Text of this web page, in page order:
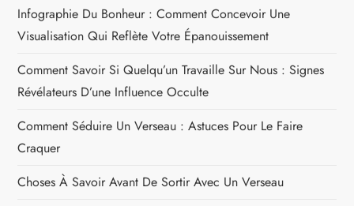
Infographie Du Bonheur : Comment Concevoir Une
Visualisation Qui Reflète Votre Épanouissement
Comment Savoir Si Quelqu’un Travaille Sur Nous : Signes
Révélateurs D’une Influence Occulte
Comment Séduire Un Verseau : Astuces Pour Le Faire
Craquer
Choses À Savoir Avant De Sortir Avec Un Verseau